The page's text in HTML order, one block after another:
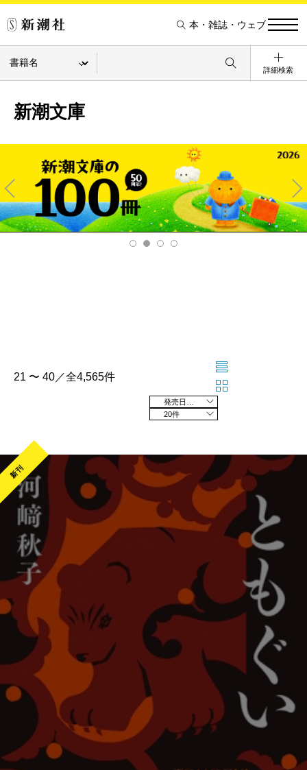
本・雑誌・ウェブ
詳細検索
新潮文庫
Pre
v
Ne
xt
21 〜 40／全4,565件
20件
新刊